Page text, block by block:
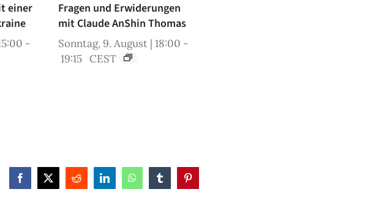
einer
-
Fragen und Erwiderungen
mit Claude AnShin Thomas
Sonntag, 9. August | 18:00 -
19:15 CEST
Facebook
X Reddit LinkedInWhatsAppTumblrPinterest